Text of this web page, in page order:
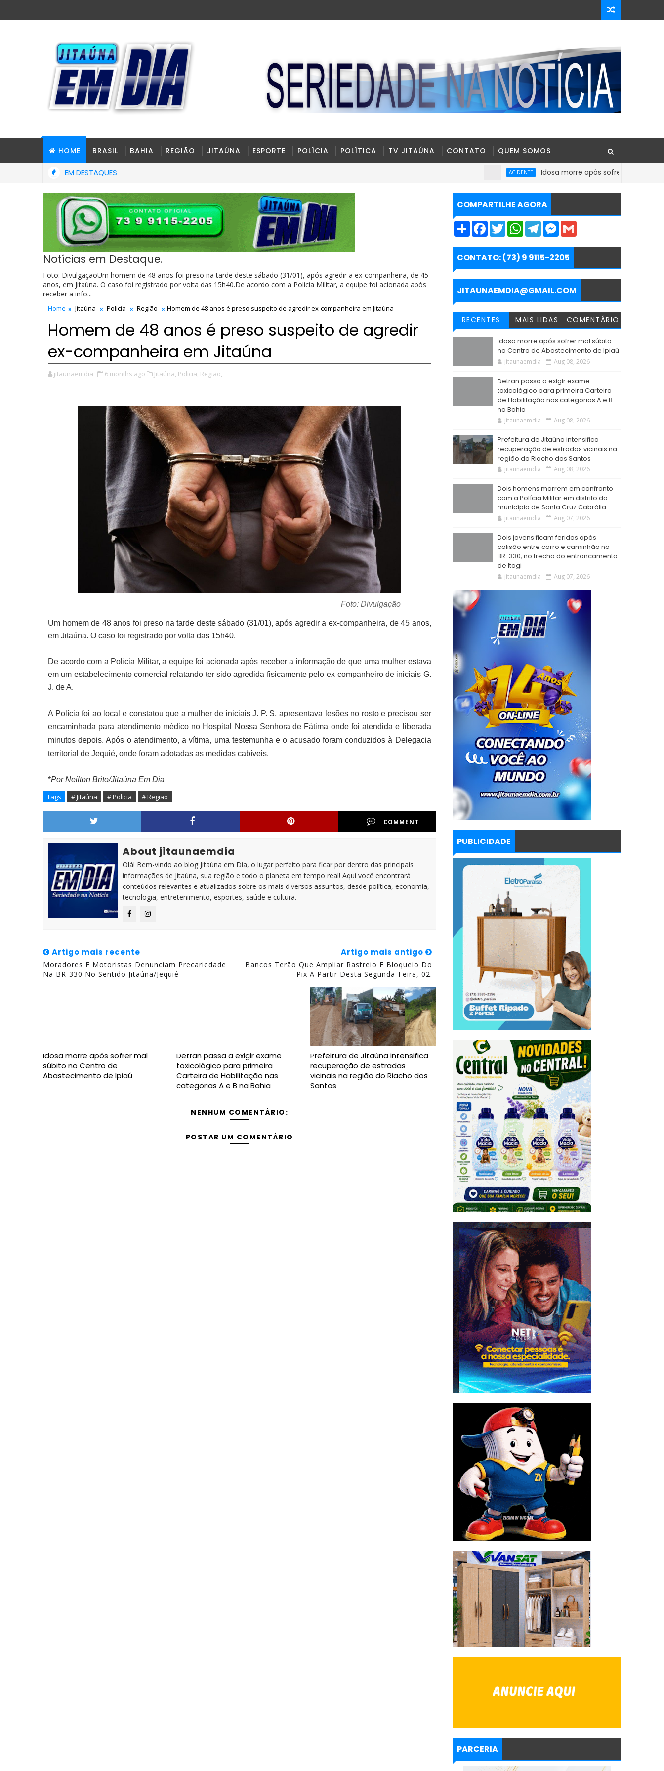
HOME BRASIL BAHIA REGIÃO JITAÚNA ESPORTE POLÍCIA POLÍTICA TV JITAÚNA CONTATO QUEM SOMOS
EM DESTAQUES
Idosa morre após sofrer mal súbito no
jovens ficam feridos após colisão entre carro e caminhão na BR-330, no trecho do entroncamento de Itagi
Notícias em Destaque.
Foto: DivulgaçãoUm homem de 48 anos foi preso na tarde deste sábado (31/01), após agredir a ex-companheira, de 45
anos, em Jitaúna. O caso foi registrado por volta das 15h40.De acordo com a Polícia Militar, a equipe foi acionada após
receber a info...
Home Jitaúna Policia Região Homem de 48 anos é preso suspeito de agredir ex-companheira em Jitaúna
Homem de 48 anos é preso suspeito de agredir
ex-companheira em Jitaúna
jitaunaemdia 6 months ago Jitaúna, Policia, Região,
Foto: Divulgação
Um homem de 48 anos foi preso na tarde deste sábado (31/01), após agredir a ex-companheira, de 45 anos,
em Jitaúna. O caso foi registrado por volta das 15h40.
De acordo com a Polícia Militar, a equipe foi acionada após receber a informação de que uma mulher estava
em um estabelecimento comercial relatando ter sido agredida fisicamente pelo ex-companheiro de iniciais G.
J. de A.
A Polícia foi ao local e constatou que a mulher de iniciais J. P. S, apresentava lesões no rosto e precisou ser
encaminhada para atendimento médico no Hospital Nossa Senhora de Fátima onde foi atendida e liberada
minutos depois. Após o atendimento, a vítima, uma testemunha e o acusado foram conduzidos à Delegacia
territorial de Jequié, onde foram adotadas as medidas cabíveis.
*Por Neilton Brito/Jitaúna Em Dia
Tags # Jitaúna # Policia # Região
COMMENT
About jitaunaemdia
Olá! Bem-vindo ao blog Jitaúna em Dia, o lugar perfeito para ficar por dentro das principais
informações de Jitaúna, sua região e todo o planeta em tempo real! Aqui você encontrará
conteúdos relevantes e atualizados sobre os mais diversos assuntos, desde política, economia,
tecnologia, entretenimento, esportes, saúde e cultura.
Artigo mais recente
Moradores E Motoristas Denunciam Precariedade
Na BR-330 No Sentido Jitaúna/Jequié
Artigo mais antigo
Bancos Terão Que Ampliar Rastreio E Bloqueio Do
Pix A Partir Desta Segunda-Feira, 02.
Idosa morre após sofrer mal
súbito no Centro de
Abastecimento de Ipiaú
Detran passa a exigir exame
toxicológico para primeira
Carteira de Habilitação nas
categorias A e B na Bahia
Prefeitura de Jitaúna intensifica
recuperação de estradas
vicinais na região do Riacho dos
Santos
NENHUM COMENTÁRIO:
POSTAR UM COMENTÁRIO
COMPARTILHE AGORA
S
r
e
F
e
b
o
k
T
w
t
t
e
r
W
t
s
p
p
T
e
g
a
m
M
s
e
g
e
r
i
CONTATO: (73) 9 9115-2205
JITAUNAEMDIA@GMAIL.COM
RECENTES MAIS LIDAS COMENTÁRIO
Idosa morre após sofrer mal súbito
no Centro de Abastecimento de Ipiaú
jitaunaemdia Aug 08, 2026
Detran passa a exigir exame
toxicológico para primeira Carteira
de Habilitação nas categorias A e B
na Bahia
jitaunaemdia Aug 08, 2026
Prefeitura de Jitaúna intensifica
recuperação de estradas vicinais na
região do Riacho dos Santos
jitaunaemdia Aug 08, 2026
Dois homens morrem em confronto
com a Polícia Militar em distrito do
município de Santa Cruz Cabrália
jitaunaemdia Aug 07, 2026
Dois jovens ficam feridos após
colisão entre carro e caminhão na
BR-330, no trecho do entroncamento
de Itagi
jitaunaemdia Aug 07, 2026
PUBLICIDADE
PARCERIA